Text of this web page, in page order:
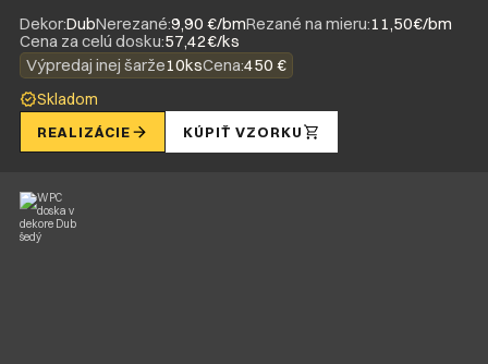
Dekor:DubNerezané:9,90 €/bmRezané na mieru:11,50€/bm
Cena za celú dosku:57,42€/ks
Výpredaj inej šarže10ksCena:450 €
Skladom
REALIZÁCIE KÚPIŤ VZORKU